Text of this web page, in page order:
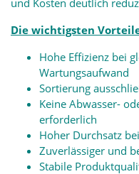
Die wichtigsten
Hohe Effizienz bei
Wartungsaufwand
Sortierung
Keine Abwasser-
erforderlich
Hoher Durchsatz
Zuverlässiger und
Stabile